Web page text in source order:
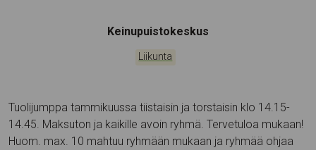
Tapahtumapaikka:
Keinupuistokeskus
Kategoriat:
Liikunta
Tuolijumppa tammikuussa tiistaisin ja torstaisin klo 14.15-
14.45. Maksuton ja kaikille avoin ryhmä. Tervetuloa mukaan!
Huom. max. 10 mahtuu ryhmään mukaan ja ryhmää ohjaa